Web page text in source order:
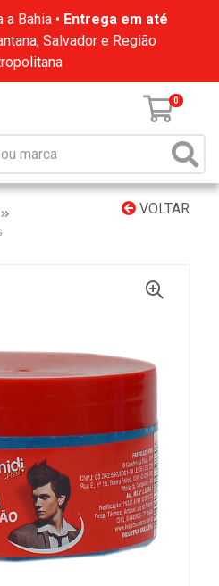
a Bahia • Entrega em até
Salvador e Região
0
VOLTAR